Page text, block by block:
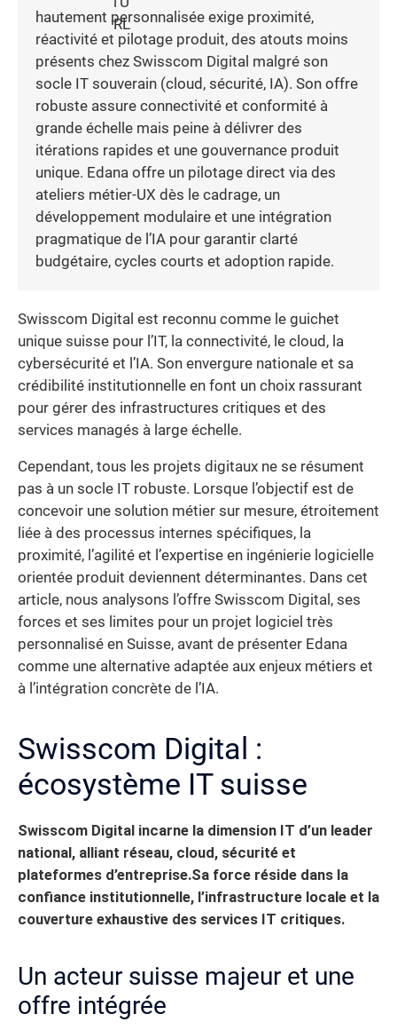
hautement personnalisée exige proximité,
réactivité et pilotage produit, des atouts moins
présents chez Swisscom Digital malgré son
socle IT souverain (cloud, sécurité, IA). Son offre
robuste assure connectivité et conformité à
grande échelle mais peine à délivrer des
itérations rapides et une gouvernance produit
unique. Edana offre un pilotage direct via des
ateliers métier-UX dès le cadrage, un
développement modulaire et une intégration
pragmatique de l’IA pour garantir clarté
budgétaire, cycles courts et adoption rapide.
Swisscom Digital est reconnu comme le guichet
unique suisse pour l’IT, la connectivité, le cloud, la
cybersécurité et l’IA. Son envergure nationale et sa
crédibilité institutionnelle en font un choix rassurant
pour gérer des infrastructures critiques et des
services managés à large échelle.
Cependant, tous les projets digitaux ne se résument
pas à un socle IT robuste. Lorsque l’objectif est de
concevoir une solution métier sur mesure, étroitement
liée à des processus internes spécifiques, la
proximité, l’agilité et l’expertise en ingénierie logicielle
orientée produit deviennent déterminantes. Dans cet
article, nous analysons l’offre Swisscom Digital, ses
forces et ses limites pour un projet logiciel très
personnalisé en Suisse, avant de présenter Edana
comme une alternative adaptée aux enjeux métiers et
à l’intégration concrète de l’IA.
Swisscom Digital :
écosystème IT suisse
Swisscom Digital incarne la dimension IT d’un leader
national, alliant réseau, cloud, sécurité et
plateformes d’entreprise.Sa force réside dans la
confiance institutionnelle, l’infrastructure locale et la
couverture exhaustive des services IT critiques.
Un acteur suisse majeur et une
offre intégrée